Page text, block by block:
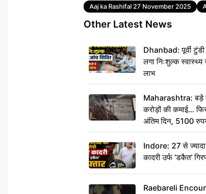
Tags
Aaj ka Rashifal 27 November 2025
Other Latest News
Dhanbad: पूर्वी
लगा निःशुल्क स्वास्थ्य
लाभ
Maharashtra: बड़े
करोड़ों की कमाई…
अंतिम दिन, 5100
दीजिए हम नहीं आ पाएंगे
Indore: 27 से ज्यादा
कादरी उर्फ ‘डकैत’
Raebareli